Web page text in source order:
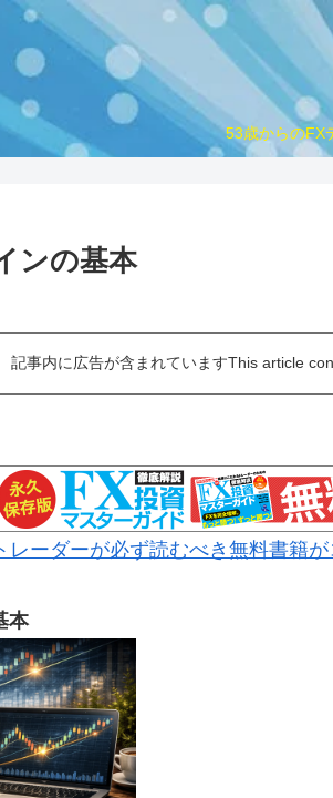
53歳からのFX
ンの基本
記事内に広告が含まれていますThis article
レーダーが必ず読むべき無料書籍
本